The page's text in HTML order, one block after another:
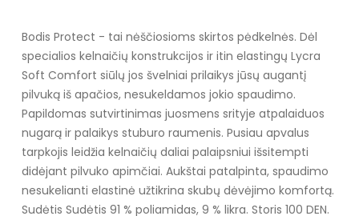
Bodis Protect - tai nėščiosioms skirtos pėdkelnės. Dėl
specialios kelnaičių konstrukcijos ir itin elastingų Lycra
Soft Comfort siūlų jos švelniai prilaikys jūsų augantį
pilvuką iš apačios, nesukeldamos jokio spaudimo.
Papildomas sutvirtinimas juosmens srityje atpalaiduos
nugarą ir palaikys stuburo raumenis. Pusiau apvalus
tarpkojis leidžia kelnaičių daliai palaipsniui išsitempti
didėjant pilvuko apimčiai. Aukštai patalpinta, spaudimo
nesukelianti elastinė užtikrina skubų dėvėjimo komfortą.
Sudėtis Sudėtis 91 % poliamidas, 9 % likra. Storis 100 DEN.